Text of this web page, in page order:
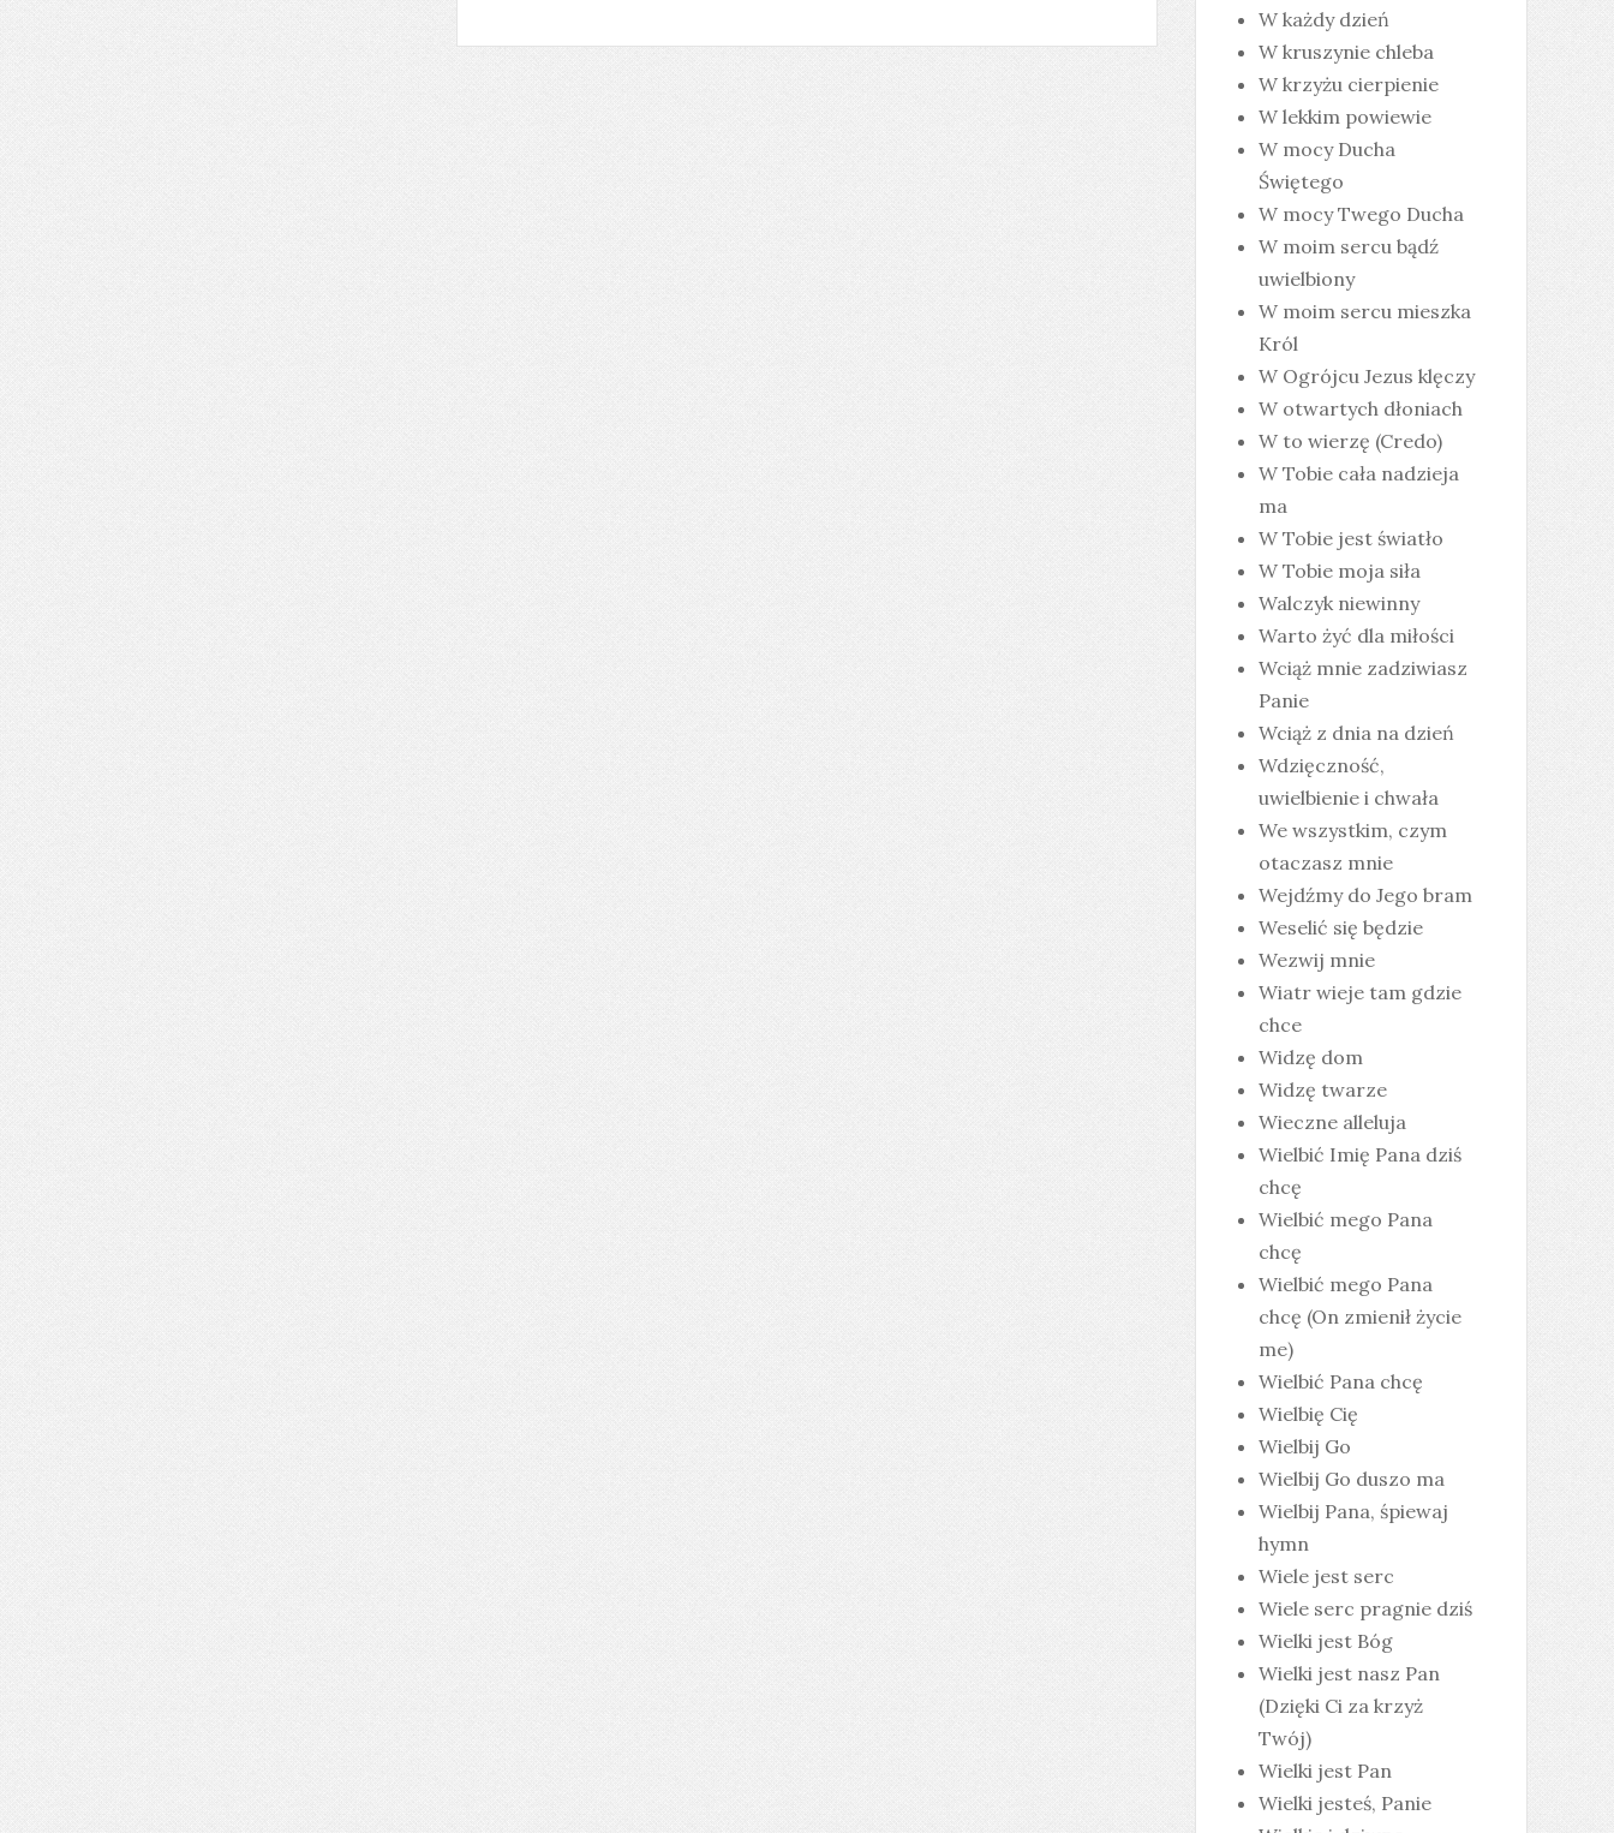
W każdy dzień
W kruszynie chleba
W krzyżu cierpienie
W lekkim powiewie
W mocy Ducha
Świętego
W mocy Twego Ducha
W moim sercu bądź
uwielbiony
W moim sercu mieszka
Król
W Ogrójcu Jezus klęczy
W otwartych dłoniach
W to wierzę (Credo)
W Tobie cała nadzieja
ma
W Tobie jest światło
W Tobie moja siła
Walczyk niewinny
Warto żyć dla miłości
Wciąż mnie zadziwiasz
Panie
Wciąż z dnia na dzień
Wdzięczność,
uwielbienie i chwała
We wszystkim, czym
otaczasz mnie
Wejdźmy do Jego bram
Weselić się będzie
Wezwij mnie
Wiatr wieje tam gdzie
chce
Widzę dom
Widzę twarze
Wieczne alleluja
Wielbić Imię Pana dziś
chcę
Wielbić mego Pana
chcę
Wielbić mego Pana
chcę (On zmienił życie
me)
Wielbić Pana chcę
Wielbię Cię
Wielbij Go
Wielbij Go duszo ma
Wielbij Pana, śpiewaj
hymn
Wiele jest serc
Wiele serc pragnie dziś
Wielki jest Bóg
Wielki jest nasz Pan
(Dzięki Ci za krzyż
Twój)
Wielki jest Pan
Wielki jesteś, Panie